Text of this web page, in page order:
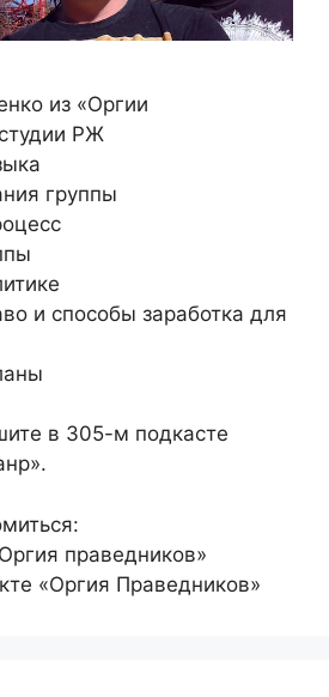
из «Оргии
РЖ
группы
и способы заработка для
в 305-м подкасте
праведников»
«Оргия Праведников»